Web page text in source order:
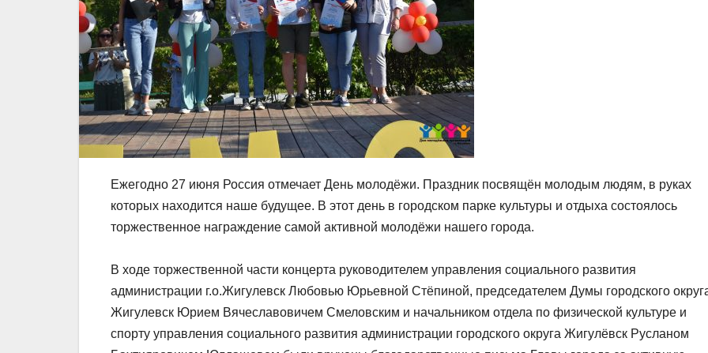
Ежегодно 27 июня Россия отмечает День молодёжи. Праздник посвящён молодым людям, в руках
которых находится наше будущее. В этот день в городском парке культуры и отдыха состоялось
торжественное награждение самой активной молодёжи нашего города.
В ходе торжественной части концерта руководителем управления социального развития
администрации г.о.Жигулевск Любовью Юрьевной Стëпиной, председателем Думы городского
Жигулевск Юрием Вячеславовичем Смеловским и начальником отдела по физической культуре и
спорту управления социального развития администрации городского округа Жигулёвск Русланом